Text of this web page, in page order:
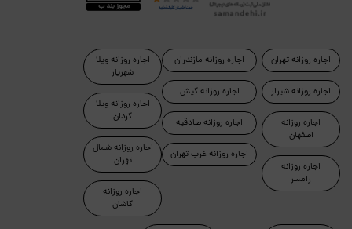
اجاره روزانه تهران
اجاره روزانه شیراز
اجاره روزانه
اصفهان
اجاره روزانه
رامسر
اجاره روزانه مازندران
اجاره روزانه کیش
اجاره روزانه صادقیه
اجاره روزانه غرب تهران
اجاره روزانه ویلا
شهریار
اجاره روزانه ویلا
کردان
اجاره روزانه شمال
تهران
اجاره روزانه
کاشان